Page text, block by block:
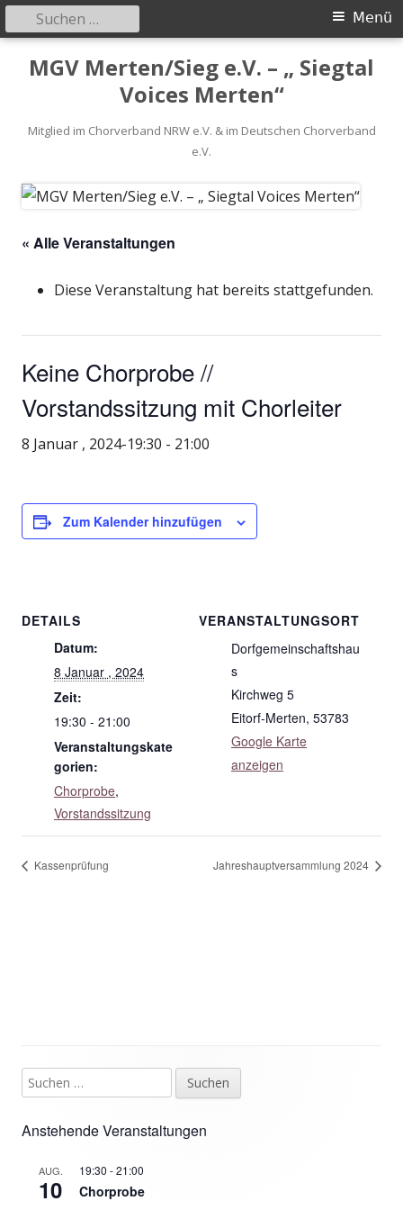
MGV Merten/Sieg e.V. – „ Siegtal
Voices Merten“
Mitglied im Chorverband NRW e.V. & im Deutschen Chorverband
e.V.
Primäres
Menü
Menü
Suchen
nach:
« Alle Veranstaltungen
Diese Veranstaltung hat bereits stattgefunden.
Keine Chorprobe //
Vorstandssitzung mit Chorleiter
8 Januar , 2024-19:30 - 21:00
Zum Kalender hinzufügen
DETAILS
Datum:
8 Januar , 2024
Zeit:
19:30 - 21:00
Veranstaltungskate
gorien:
Chorprobe,
Vorstandssitzung
VERANSTALTUNGSORT
Dorfgemeinschaftshau
s
Kirchweg 5
Eitorf-Merten, 53783
Google Karte
anzeigen
Kassenprüfung Jahreshauptversammlung 2024
Haupt-
Seitenleiste
Suchen
nach:
Anstehende Veranstaltungen
AUG.
10
19:30 -21:00
Chorprobe